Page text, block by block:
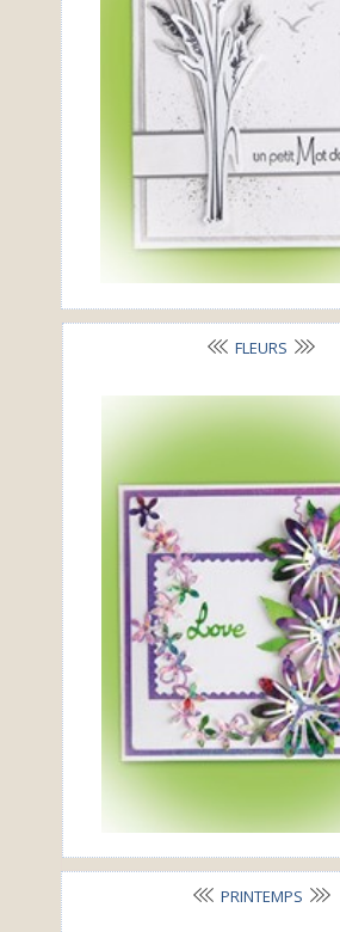
FLEURS
PRINTEMPS